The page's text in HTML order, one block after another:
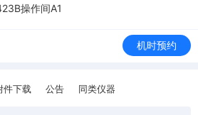
操作间A1
机时预约
件下载 公告 同类仪器